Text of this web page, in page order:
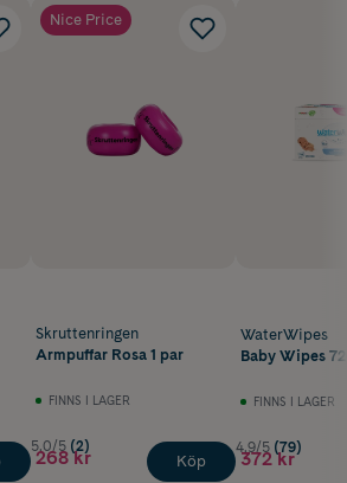
dess att barnet simmar själv. Man behöver
av vatten.
Nice Price
Skruttenringen
Armpuffar Rosa 1 par
FINNS I LAGER
5.0/5 (2)
268 kr Köp
WaterWipes
Baby Wipes
FINNS I LAGER
4.9/5 (79)
372 kr